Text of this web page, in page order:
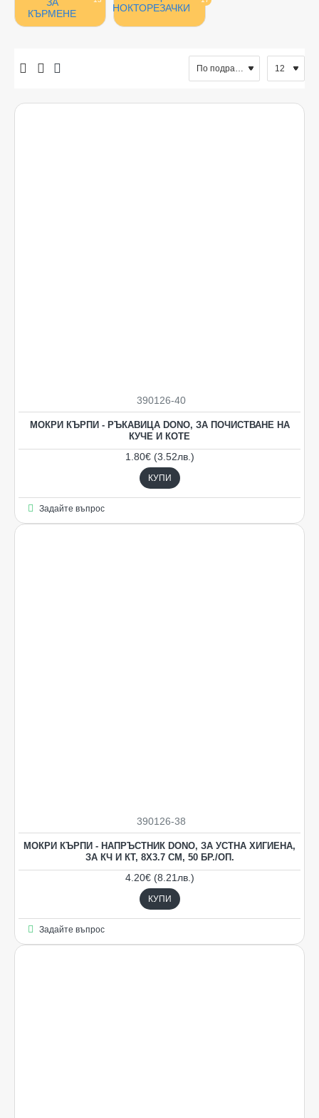
ЗА
КЪРМЕНЕ
НОКТОРЕЗАЧКИ
390126-40
МОКРИ КЪРПИ - РЪКАВИЦА DONO, ЗА ПОЧИСТВАНЕ НА
КУЧЕ И КОТЕ
1.80€ (3.52лв.)
КУПИ
Задайте въпрос
390126-38
МОКРИ КЪРПИ - НАПРЪСТНИК DONO, ЗА УСТНА ХИГИЕНА,
ЗА КЧ И КТ, 8Х3.7 СМ, 50 БР./OП.
4.20€ (8.21лв.)
КУПИ
Задайте въпрос